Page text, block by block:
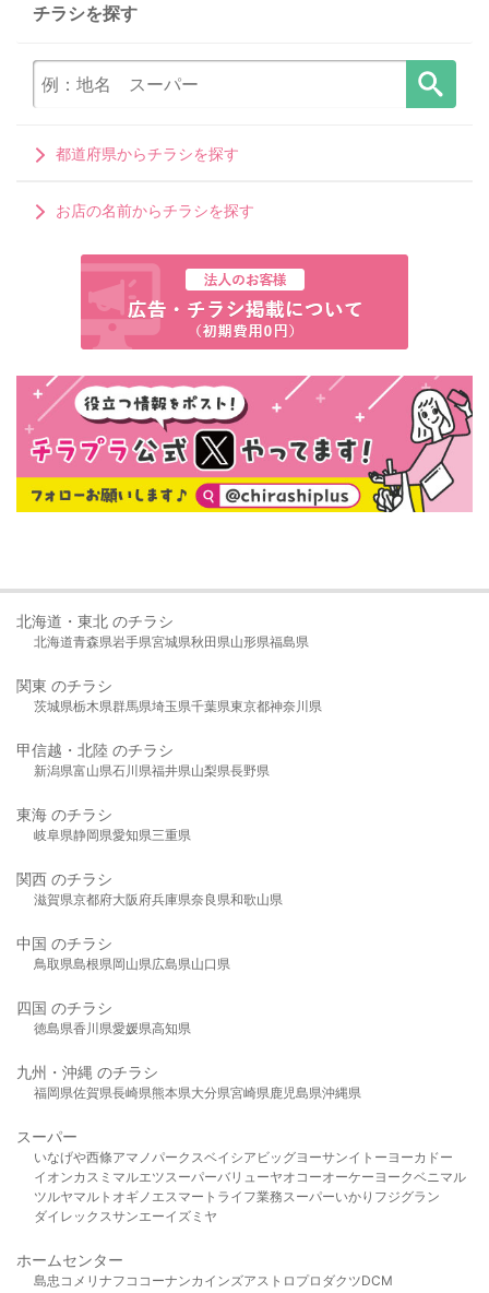
チラシを探す
都道府県からチラシを探す
お店の名前からチラシを探す
北海道・東北 のチラシ
北海道青森県岩手県宮城県秋田県山形県福島県
関東 のチラシ
茨城県栃木県群馬県埼玉県千葉県東京都神奈川県
甲信越・北陸 のチラシ
新潟県富山県石川県福井県山梨県長野県
東海 のチラシ
岐阜県静岡県愛知県三重県
関西 のチラシ
滋賀県京都府大阪府兵庫県奈良県和歌山県
中国 のチラシ
鳥取県島根県岡山県広島県山口県
四国 のチラシ
徳島県香川県愛媛県高知県
九州・沖縄 のチラシ
福岡県佐賀県長崎県熊本県大分県宮崎県鹿児島県沖縄県
スーパー
いなげや西條アマノパークスベイシア ビッグヨーサンイトーヨーカドー
イオンカスミ マルエツスーパーバリューヤオコーオーケー ヨークベニマル
ツルヤマルト オギノ エスマート ライフ業務スーパーいかり フジグラン
ダイレックスサンエーイズミヤ
ホームセンター
島忠 コメリ ナフコ コーナンカインズアストロプロダクツDCM